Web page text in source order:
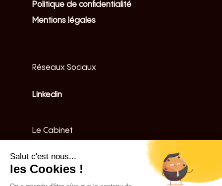
Politique de confidentialité
Mentions légales
Réseaux Sociaux
Linkedin
Le Cabinet